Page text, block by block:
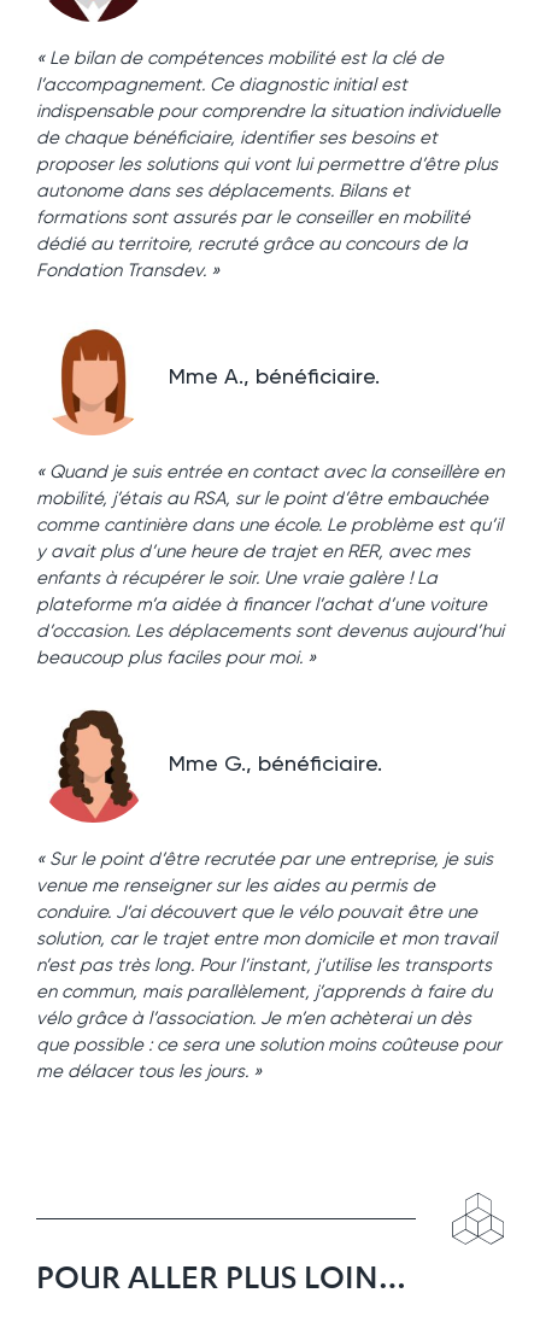
« Le bilan de compétences mobilité est la clé de
l’accompagnement. Ce diagnostic initial est
indispensable pour comprendre la situation individuelle
de chaque bénéficiaire, identifier ses besoins et
proposer les solutions qui vont lui permettre d’être plus
autonome dans ses déplacements. Bilans et
formations sont assurés par le conseiller en mobilité
dédié au territoire, recruté grâce au concours de la
Fondation Transdev. »
Mme A., bénéficiaire.
« Quand je suis entrée en contact avec la conseillère en
mobilité, j’étais au RSA, sur le point d’être embauchée
comme cantinière dans une école. Le problème est qu’il
y avait plus d’une heure de trajet en RER, avec mes
enfants à récupérer le soir. Une vraie galère ! La
plateforme m’a aidée à financer l’achat d’une voiture
d’occasion. Les déplacements sont devenus aujourd’hui
beaucoup plus faciles pour moi. »
Mme G., bénéficiaire.
« Sur le point d’être recrutée par une entreprise, je suis
venue me renseigner sur les aides au permis de
conduire. J’ai découvert que le vélo pouvait être une
solution, car le trajet entre mon domicile et mon travail
n’est pas très long. Pour l’instant, j’utilise les transports
en commun, mais parallèlement, j’apprends à faire du
vélo grâce à l’association. Je m’en achèterai un dès
que possible : ce sera une solution moins coûteuse pour
me délacer tous les jours. »
POUR ALLER PLUS LOIN…